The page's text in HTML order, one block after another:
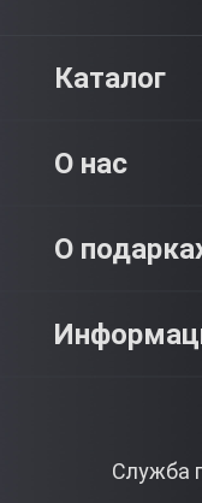
Каталог
О нас
О
Служба